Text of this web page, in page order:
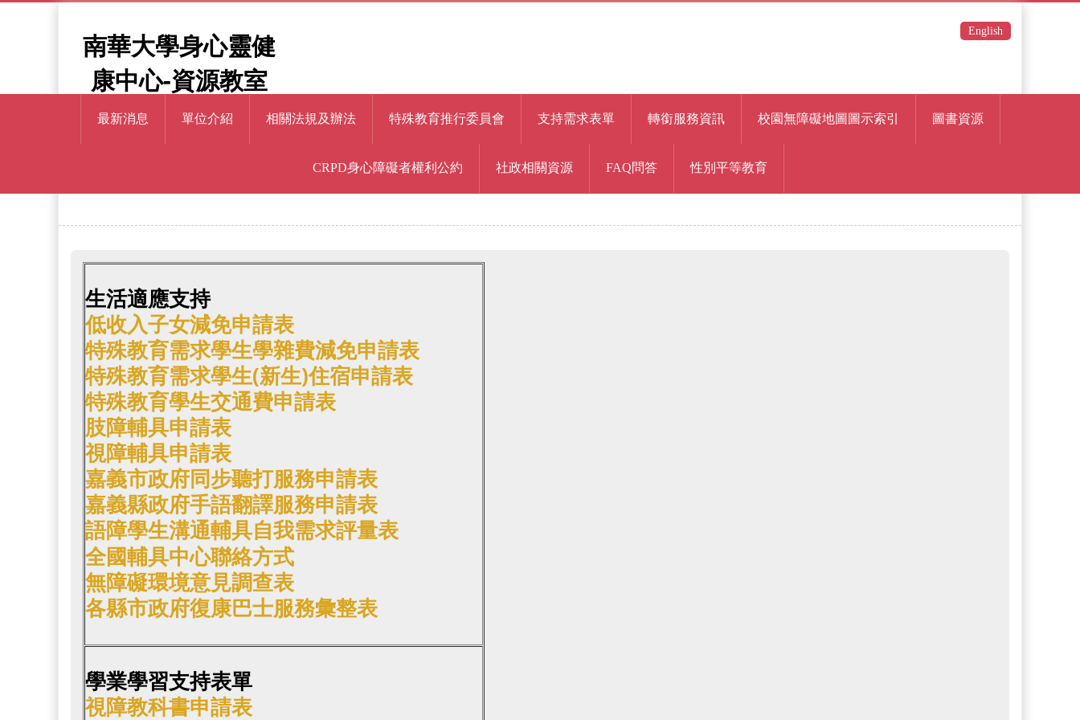
南華大學身心靈健
康中心-資源教室
English
生活適應支持
低收入子女減免申請表
特殊教育需求學生學雜費減免申請表
特殊教育需求學生(新生)住宿申請表
特殊教育學生交通費申請表
肢障輔具申請表
視障輔具申請表
嘉義市政府同步聽打服務申請表
嘉義縣政府手語翻譯服務申請表
語障學生溝通輔具自我需求評量表
全國輔具中心聯絡方式
無障礙環境意見調查表
各縣市政府復康巴士服務彙整表
學業學習支持表單
視障教科書申請表
最新消息 單位介紹 相關法規及辦法 特殊教育推行委員會 支持需求表單 轉銜服務資訊 校園無障礙地圖圖示索引 圖書資源
CRPD身心障礙者權利公約 社政相關資源 FAQ問答 性別平等教育